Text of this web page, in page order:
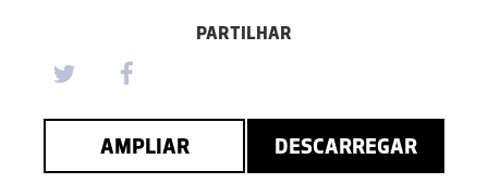
PARTILHAR
AMPLIAR DESCARREGAR